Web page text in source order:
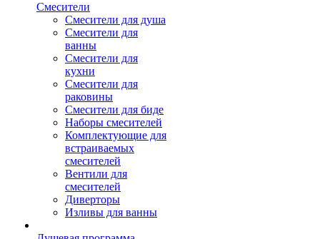
Смесители
Смесители для душа
Смесители для
ванны
Смесители для
кухни
Смесители для
раковины
Смесители для биде
Наборы смесителей
Комплектующие для
встраиваемых
смесителей
Вентили для
смесителей
Диверторы
Изливы для ванны